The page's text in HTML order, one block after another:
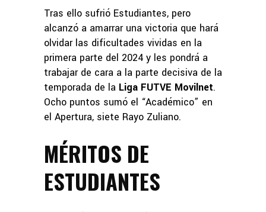
Tras ello sufrió Estudiantes, pero
alcanzó a amarrar una victoria que hará
olvidar las dificultades vividas en la
primera parte del 2024 y les pondrá a
trabajar de cara a la parte decisiva de la
temporada de la Liga FUTVE Movilnet.
Ocho puntos sumó el “Académico” en
el Apertura, siete Rayo Zuliano.
MÉRITOS DE
ESTUDIANTES